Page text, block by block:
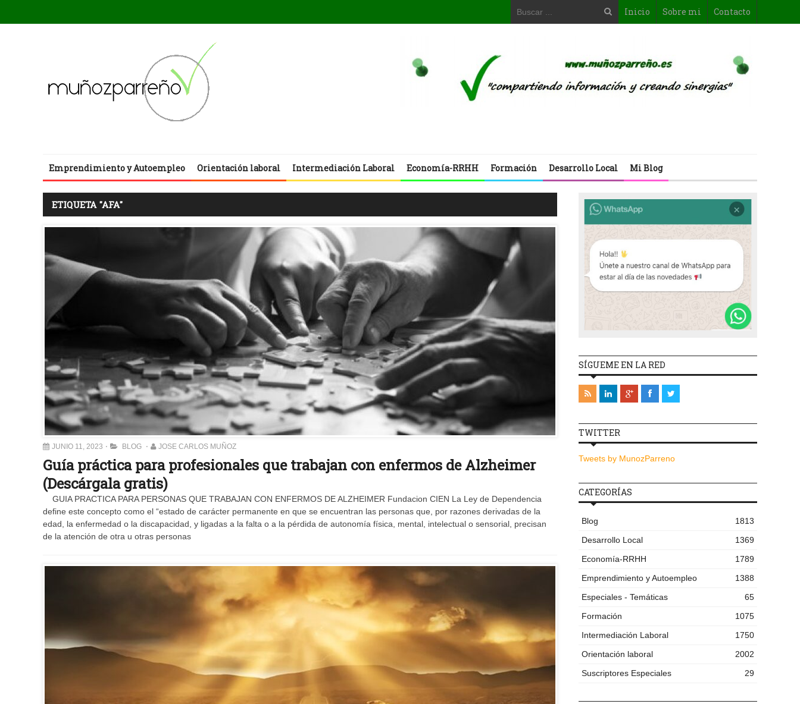
Inicio Sobre mi Contacto
Emprendimiento y Autoempleo Orientación laboral Intermediación Laboral Economía-RRHH Formación Desarrollo Local Mi Blog
ETIQUETA "AFA"
JUNIO 11, 2023 BLOG JOSE CARLOS MUÑOZ
Guía práctica para profesionales que trabajan con enfermos de Alzheimer
(Descárgala gratis)
GUIA PRACTICA PARA PERSONAS QUE TRABAJAN CON ENFERMOS DE ALZHEIMER Fundacion CIEN La Ley de Dependencia
define este concepto como el “estado de carácter permanente en que se encuentran las personas que, por razones derivadas de la
edad, la enfermedad o la discapacidad, y ligadas a la falta o a la pérdida de autonomía física, mental, intelectual o sensorial, precisan
de la atención de otra u otras personas
SÍGUEME EN LA RED
TWITTER
Tweets by MunozParreno
CATEGORÍAS
Blog
1813
Desarrollo Local
1369
Economía-RRHH
1789
Emprendimiento y Autoempleo
1388
Especiales - Temáticas
65
Formación
1075
Intermediación Laboral
1750
Orientación laboral
2002
Suscriptores Especiales
29